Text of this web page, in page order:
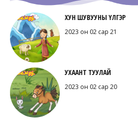
ХУН ШУВУУНЫ ҮЛГЭР
2023 он 02 сар 21
УХААНТ ТУУЛАЙ
2023 он 02 сар 20